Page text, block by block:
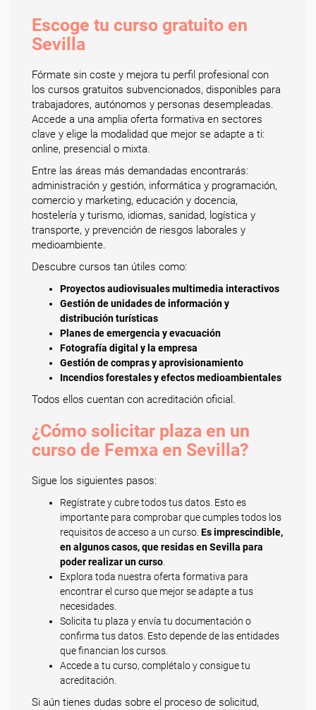
Escoge tu curso gratuito en
Sevilla
Fórmate sin coste y mejora tu perfil profesional con
los cursos gratuitos subvencionados, disponibles para
trabajadores, autónomos y personas desempleadas.
Accede a una amplia oferta formativa en sectores
clave y elige la modalidad que mejor se adapte a ti:
online, presencial o mixta.
Entre las áreas más demandadas encontrarás:
administración y gestión, informática y programación,
comercio y marketing, educación y docencia,
hostelería y turismo, idiomas, sanidad, logística y
transporte, y prevención de riesgos laborales y
medioambiente.
Descubre cursos tan útiles como:
Proyectos audiovisuales multimedia interactivos
Gestión de unidades de información y
distribución turísticas
Planes de emergencia y evacuación
Fotografía digital y la empresa
Gestión de compras y aprovisionamiento
Incendios forestales y efectos medioambientales
Todos ellos cuentan con acreditación oficial.
¿Cómo solicitar plaza en un
curso de Femxa en Sevilla?
Sigue los siguientes pasos:
Regístrate y cubre todos tus datos. Esto es
importante para comprobar que cumples todos los
requisitos de acceso a un curso. Es imprescindible,
en algunos casos, que residas en Sevilla para
poder realizar un curso
Explora toda nuestra oferta formativa para
encontrar el curso que mejor se adapte a tus
necesidades.
Solicita tu plaza y envía tu documentación o
confirma tus datos. Esto depende de las entidades
que financian los cursos.
Accede a tu curso, complétalo y consigue tu
acreditación.
Si aún tienes dudas sobre el proceso de solicitud,